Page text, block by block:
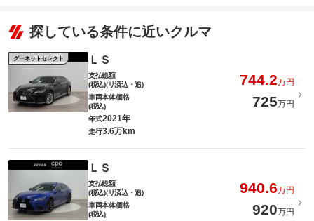
探している条件に近いクルマ
グーネットセレクト ＬＳ
支払総額
(税込)(リ済込・追)
744.2万円
車両本体価格
(税込)
725万円
年式2021年
走行3.6万km
ＬＳ
支払総額
(税込)(リ済込・追)
940.6万円
車両本体価格
(税込)
920万円